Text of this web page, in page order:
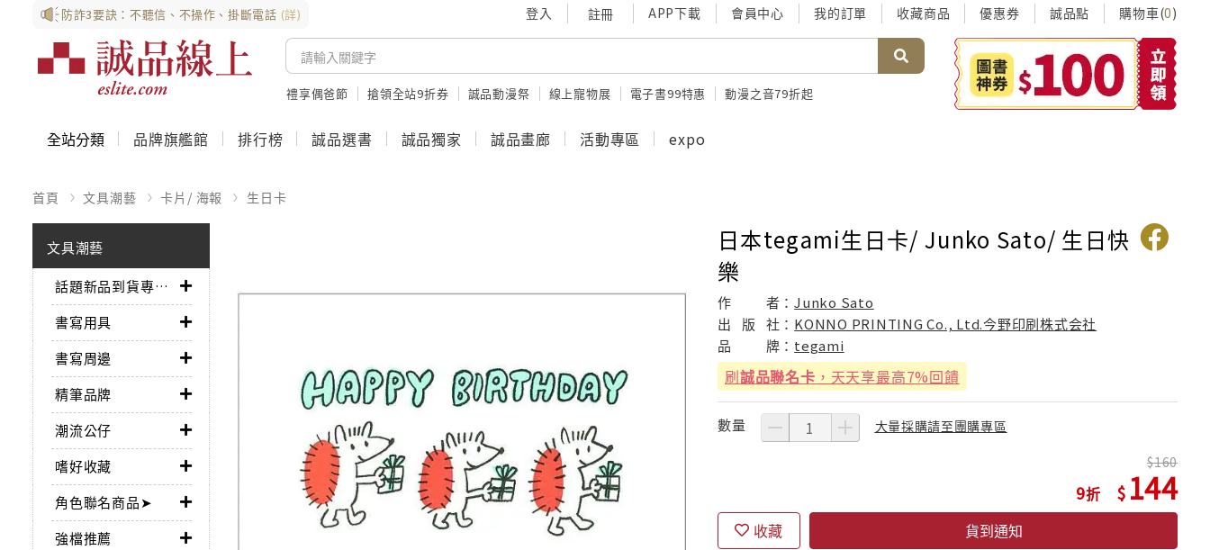
防詐3要訣：不聽信、不操作、掛斷電話 (詳) 登入 註冊 APP下載 會員中心 我的訂單 收藏商品 優惠券 誠品點 購物車(0)
禮享偶爸節 搶領全站9折券 誠品動漫祭 線上寵物展 電子書99特惠 動漫之音79折起
全站分類 品牌旗艦館 排行榜 誠品選書 誠品獨家 誠品畫廊 活動專區 expo
首頁 文具潮藝 卡片/ 海報 生日卡
文具潮藝
話題新品到貨專區➤
書寫用具
書寫周邊
精筆品牌
潮流公仔
嗜好收藏
角色聯名商品➤
強檔推薦
日本tegami生日卡/ Junko Sato/ 生日快
樂
作 者：Junko Sato
出
版 社： KONNO PRINTING Co., Ltd.今野印刷株式会社
品
牌： tegami
刷誠品聯名卡 ，天天享最高7%回饋
數量 大量採購請至團購專區
9
160
144
收藏 貨到通知